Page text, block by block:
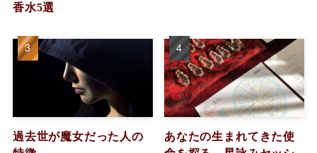
香水5選
過去世が魔女だった人の
あなたの生まれてきた使